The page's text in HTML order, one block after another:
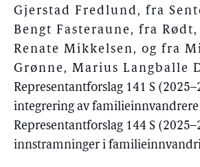
Gjerstad Fredlund, fra
Bengt Fasteraune, fra
Renate Mikkelsen, og fra
Grønne, Marius Langballe
Representantforslag 141 S
integrering av familieinnvandrere
Representantforslag 144 S
innstramninger i